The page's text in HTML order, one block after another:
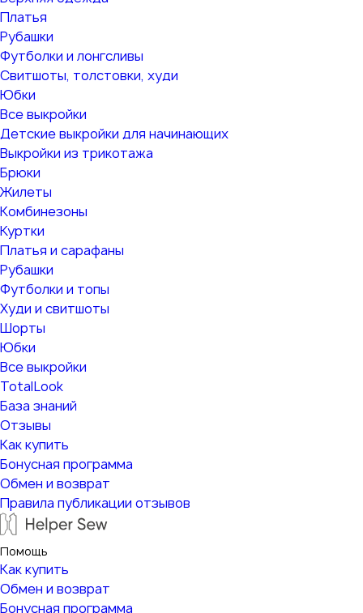
Платья
Рубашки
Футболки и лонгсливы
Свитшоты, толстовки, худи
Юбки
Все выкройки
Детские выкройки для начинающих
Выкройки из трикотажа
Брюки
Жилеты
Комбинезоны
Куртки
Платья и сарафаны
Рубашки
Футболки и топы
Худи и свитшоты
Шорты
Юбки
Все выкройки
TotalLook
База знаний
Отзывы
Как купить
Бонусная программа
Обмен и возврат
Правила публикации отзывов
Помощь
Как купить
Обмен и возврат
Бонусная программа